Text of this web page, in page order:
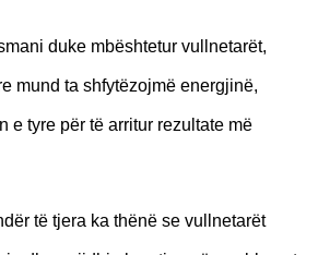
duke mbështetur vullnetarët,
mund ta shfytëzojmë energjinë,
e tyre për të arritur rezultate më
të tjera ka thënë se vullnetarët